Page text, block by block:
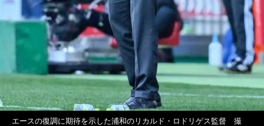
エースの復調に期待を示した浦和のリカルド・ロドリゲス監督 撮